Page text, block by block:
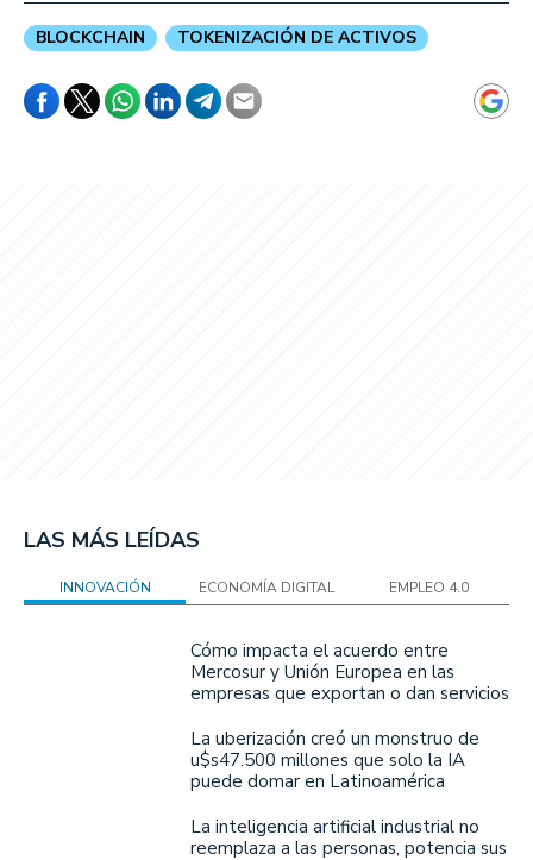
BLOCKCHAIN TOKENIZACIÓN DE ACTIVOS
LAS MÁS LEÍDAS
INNOVACIÓN ECONOMÍA DIGITAL EMPLEO 4.0
Cómo impacta el acuerdo entre
Mercosur y Unión Europea en las
empresas que exportan o dan servicios
La uberización creó un monstruo de
u$s47.500 millones que solo la IA
puede domar en Latinoamérica
La inteligencia artificial industrial no
reemplaza a las personas, potencia sus